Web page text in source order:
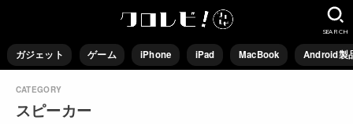
ガジェット ゲーム iPhone iPad MacBook Android製
SEARCH
スピーカー